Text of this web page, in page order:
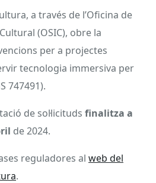
a través de l’Oficina de
(OSIC), obre la
per a projectes
tecnologia immersiva per
747491).
de sol·licituds finalitza a
de 2024.
reguladores al web del
.